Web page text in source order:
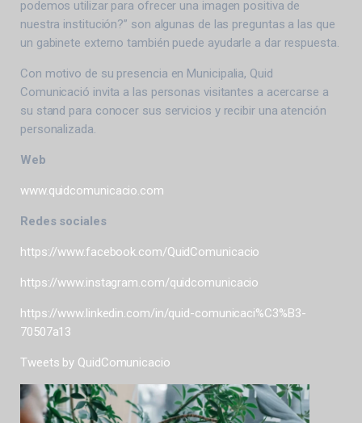
podemos utilizar para ofrecer una imagen positiva de
nuestra institución?” son algunas de las preguntas a las que
un gabinete externo también puede ayudarle a dar respuesta.
Con motivo de su presencia en Municipalia, Quid
Comunicació invita a las personas visitantes a acercarse a
su stand para conocer sus servicios y recibir una atención
personalizada.
Web
www.quidcomunicacio.com
Redes sociales
https://www.facebook.com/QuidComunicacio
https://www.instagram.com/quidcomunicacio
https://www.linkedin.com/in/quid-comunicaci%C3%B3-
70507a13
Tweets by QuidComunicacio